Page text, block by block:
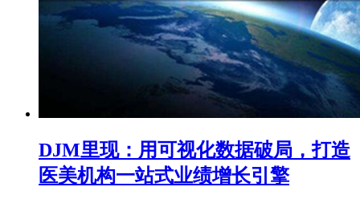
DJM里现：用可视化数据破局，打造
医美机构一站式业绩增长引擎